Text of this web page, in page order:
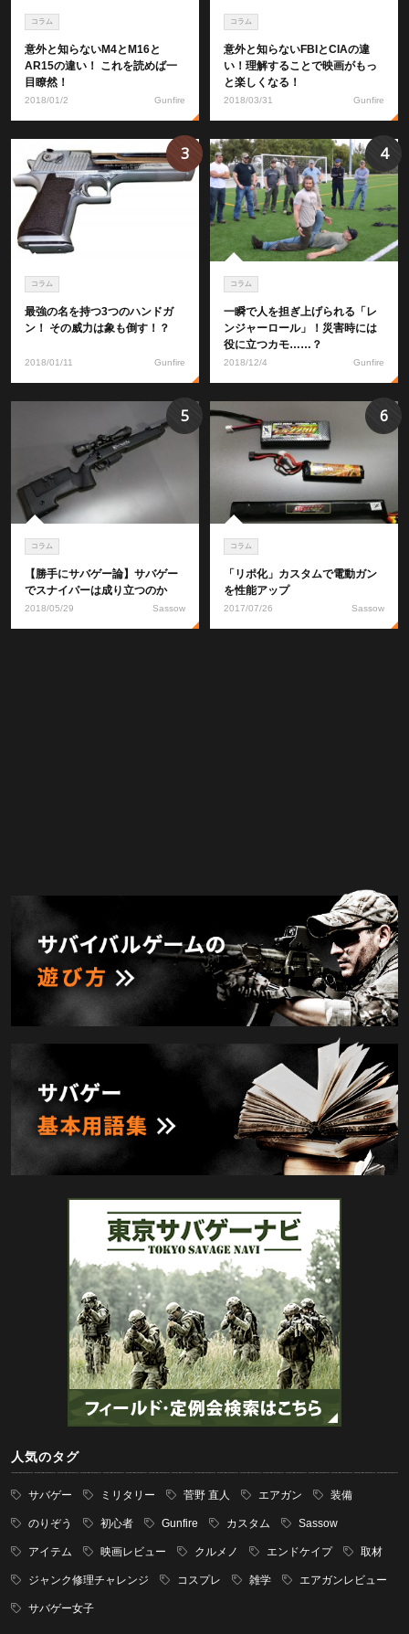
コラム
意外と知らないM4とM16と
AR15の違い！ これを読めば一
目瞭然！
2018/01/2 Gunfire
コラム
意外と知らないFBIとCIAの違
い！理解することで映画がもっ
と楽しくなる！
2018/03/31 Gunfire
コラム
最強の名を持つ3つのハンドガ
ン！ その威力は象も倒す！？
2018/01/11 Gunfire
3
コラム
一瞬で人を担ぎ上げられる「レ
ンジャーロール」！災害時には
役に立つカモ……？
2018/12/4 Gunfire
4
コラム
【勝手にサバゲー論】サバゲー
でスナイパーは成り立つのか
2018/05/29 Sassow
5
コラム
「リポ化」カスタムで電動ガン
を性能アップ
2017/07/26 Sassow
6
人気のタグ
サバゲー ミリタリー 菅野 直人 エアガン 装備
のりぞう 初心者 Gunfire カスタム Sassow
アイテム 映画レビュー クルメノ エンドケイプ 取材
ジャンク修理チャレンジ コスプレ 雑学 エアガンレビュー
サバゲー女子